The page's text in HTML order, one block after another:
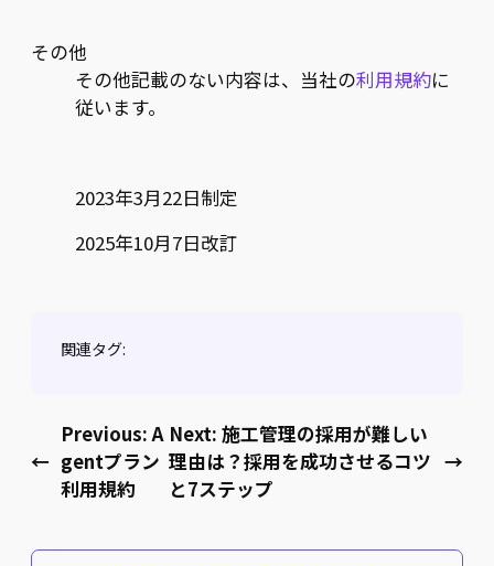
その他
その他記載のない内容は、当社の利用規約に
従います。
2023年3月22日制定
2025年10月7日改訂
関連タグ:
←
Previous: A
gentプラン
利用規約
Next: 施工管理の採用が難しい
理由は？採用を成功させるコツ
と7ステップ
→